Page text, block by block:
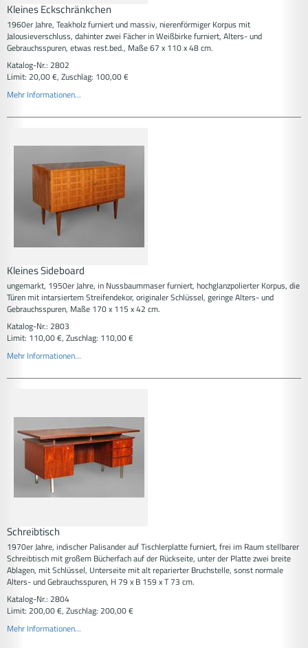
Kleines Eckschränkchen
1960er Jahre, Teakholz furniert und massiv, nierenförmiger Korpus mit
Jalousieverschluss, dahinter zwei Fächer in Weißbirke furniert, Alters- und
Gebrauchsspuren, etwas rest.bed., Maße 67 x 110 x 48 cm.
Katalog-Nr.: 2802
Limit: 20,00 €, Zuschlag: 100,00 €
Mehr Informationen...
Kleines Sideboard
ungemarkt, 1950er Jahre, in Nussbaummaser furniert, hochglanzpolierter Korpus, die
Türen mit intarsiertem Streifendekor, originaler Schlüssel, geringe Alters- und
Gebrauchsspuren, Maße 170 x 115 x 42 cm.
Katalog-Nr.: 2803
Limit: 110,00 €, Zuschlag: 110,00 €
Mehr Informationen...
Schreibtisch
1970er Jahre, indischer Palisander auf Tischlerplatte furniert, frei im Raum stellbarer
Schreibtisch mit großem Bücherfach auf der Rückseite, unter der Platte zwei breite
Ablagen, mit Schlüssel, Unterseite mit alt reparierter Bruchstelle, sonst normale
Alters- und Gebrauchsspuren, H 79 x B 159 x T 73 cm.
Katalog-Nr.: 2804
Limit: 200,00 €, Zuschlag: 200,00 €
Mehr Informationen...